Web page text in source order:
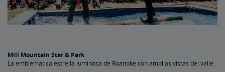
Mill Mountain Star & Park
La emblemática estrella luminosa de Roanoke con amplias vistas del valle.